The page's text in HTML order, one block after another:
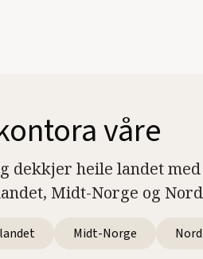
våre
dekkjer heile landet
Midt-Norge og
Midt-Norge